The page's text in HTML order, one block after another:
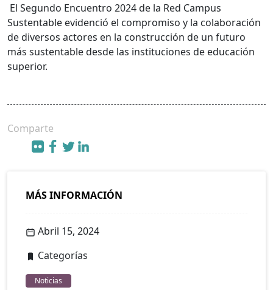
El Segundo Encuentro 2024 de la Red Campus
Sustentable evidenció el compromiso y la colaboración
de diversos actores en la construcción de un futuro
más sustentable desde las instituciones de educación
superior.
Comparte
MÁS INFORMACIÓN
Abril 15, 2024
Categorías
Noticias